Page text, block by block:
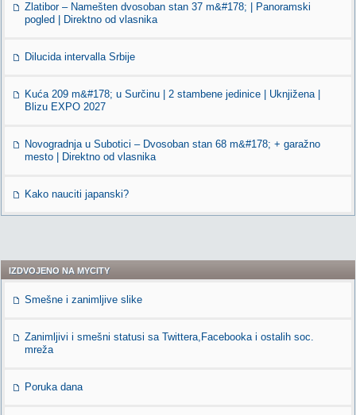
Zlatibor – Namešten dvosoban stan 37 m&#178; | Panoramski
pogled | Direktno od vlasnika
Dilucida intervalla Srbije
Kuća 209 m&#178; u Surčinu | 2 stambene jedinice | Uknjižena |
Blizu EXPO 2027
Novogradnja u Subotici – Dvosoban stan 68 m&#178; + garažno
mesto | Direktno od vlasnika
Kako nauciti japanski?
IZDVOJENO NA MYCITY
Smešne i zanimljive slike
Zanimljivi i smešni statusi sa Twittera,Facebooka i ostalih soc.
mreža
Poruka dana